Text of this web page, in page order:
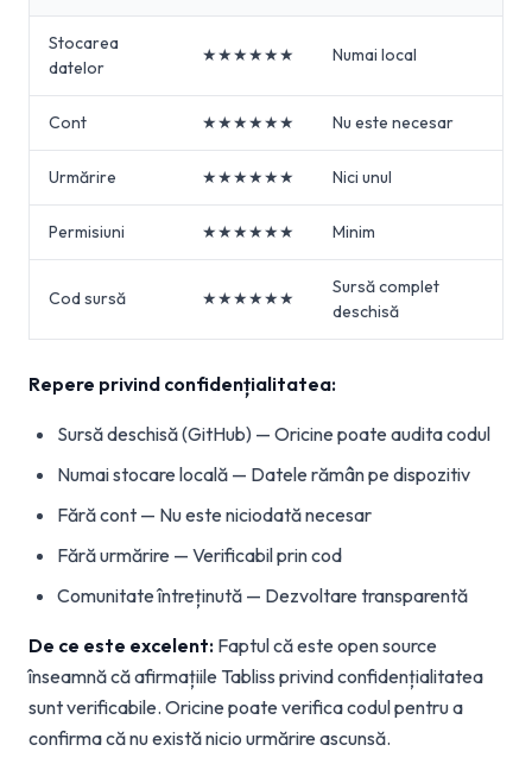
Stocarea
datelor
★★★★★★ Numai local
Cont ★★★★★★ Nu este necesar
Urmărire ★★★★★★ Nici unul
Permisiuni ★★★★★★ Minim
Cod sursă ★★★★★★
Sursă complet
deschisă
Repere privind confidențialitatea:
Sursă deschisă (GitHub) — Oricine poate audita codul
Numai stocare locală — Datele rămân pe dispozitiv
Fără cont — Nu este niciodată necesar
Fără urmărire — Verificabil prin cod
Comunitate întreținută — Dezvoltare transparentă
De ce este excelent: Faptul că este open source
înseamnă că afirmațiile Tabliss privind confidențialitatea
sunt verificabile. Oricine poate verifica codul pentru a
confirma că nu există nicio urmărire ascunsă.